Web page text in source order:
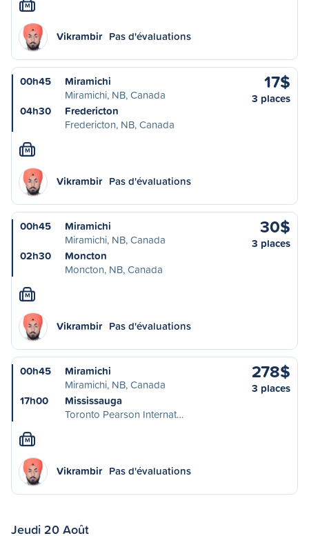
M
Vikrambir Pas d'évaluations
00h45
Miramichi
Miramichi, NB, Canada
04h30
Fredericton
Fredericton, NB, Canada
17$
3 places
M
Vikrambir Pas d'évaluations
00h45
Miramichi
Miramichi, NB, Canada
02h30
Moncton
Moncton, NB, Canada
30$
3 places
M
Vikrambir Pas d'évaluations
00h45
Miramichi
Miramichi, NB, Canada
17h00
Mississauga
Toronto Pearson Internat…
278$
3 places
M
Vikrambir Pas d'évaluations
Jeudi 20 Août